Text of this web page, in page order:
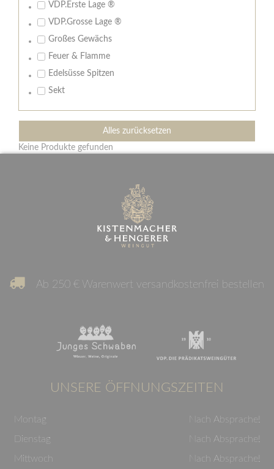
VDP.Erste Lage ®
VDP.Grosse Lage ®
Großes Gewächs
Feuer & Flamme
Edelsüsse Spitzen
Sekt
Alles zurücksetzen
Keine Produkte gefunden
Ab 250 € Warenwert versandkostenfrei bestellen
UNSERE ÖFFNUNGSZEITEN
Montag
Nach Absprache!
Dienstag
Nach Absprache!
Mittwoch
Nach Absprache!